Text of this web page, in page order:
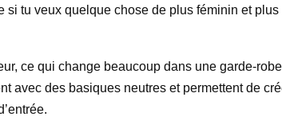
tu veux quelque chose de plus féminin et plus
ce qui change beaucoup dans une garde-
avec des basiques neutres et permettent de